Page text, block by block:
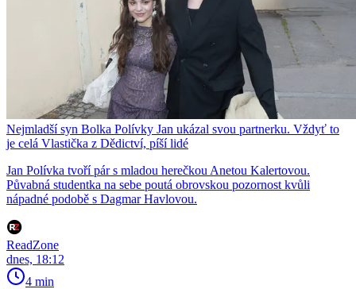
Nejmladší syn Bolka Polívky Jan ukázal svou partnerku. Vždyť to
je celá Vlastička z Dědictví, píší lidé
Jan Polívka tvoří pár s mladou herečkou Anetou Kalertovou.
Půvabná studentka na sebe poutá obrovskou pozornost kvůli
nápadné podobě s Dagmar Havlovou.
ReadZone
dnes, 18:12
4 min